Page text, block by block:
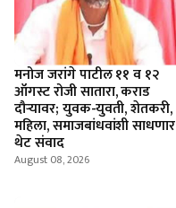
मनोज जरांगे पाटील ११ व १२
ऑगस्ट रोजी सातारा, कराड
दौऱ्यावर; युवक-युवती, शेतकरी,
महिला, समाजबांधवांशी साधणार
थेट संवाद
August 08, 2026